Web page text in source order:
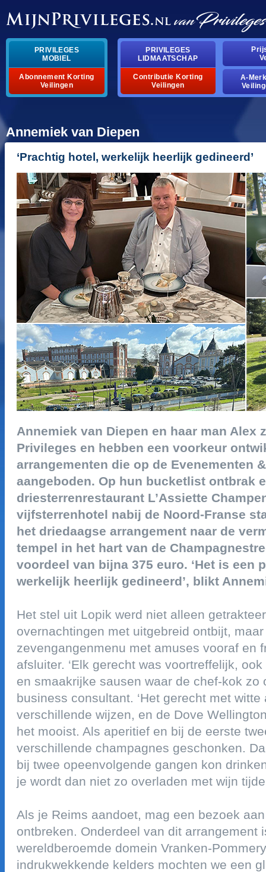
privileges
mobiel
abonnement korting
veilingen
privileges
lidmaatschap
contributie korting
veilingen
a-
annemiek van diepen
‘prachtig hotel, werkelijk heerlijk gedineerd’
annemiek van diepen en haar man alex
privileges en hebben een voorkeur
arrangementen die op de evenementen
aangeboden. op hun bucketlist ontbrak
driesterrenrestaurant l’assiette
vijfsterrenhotel nabij de noord-franse
het driedaagse arrangement naar de
tempel in het hart van de
voordeel van bijna 375 euro. ‘het is een
werkelijk heerlijk gedineerd’, blikt
het stel uit lopik werd niet alleen
overnachtingen met uitgebreid ontbijt,
zevengangenmenu met amuses vooraf en
afsluiter. ‘elk gerecht was voortreffelijk,
en smaakrijke sausen waar de chef-kok zo
business consultant. ‘het gerecht met
verschillende wijzen, en de dove
het mooist. als aperitief en bij de eerste
verschillende champagnes geschonken.
bij twee opeenvolgende gangen kon
je wordt dan niet zo overladen met wijn
als je reims aandoet, mag een bezoek
ontbreken. onderdeel van dit arrangement
wereldberoemde domein vranken-
indrukwekkende kelders mochten we een